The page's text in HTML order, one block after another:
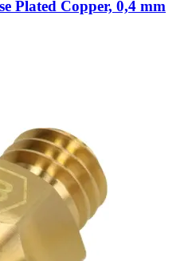
Plated Copper, 0,4 mm